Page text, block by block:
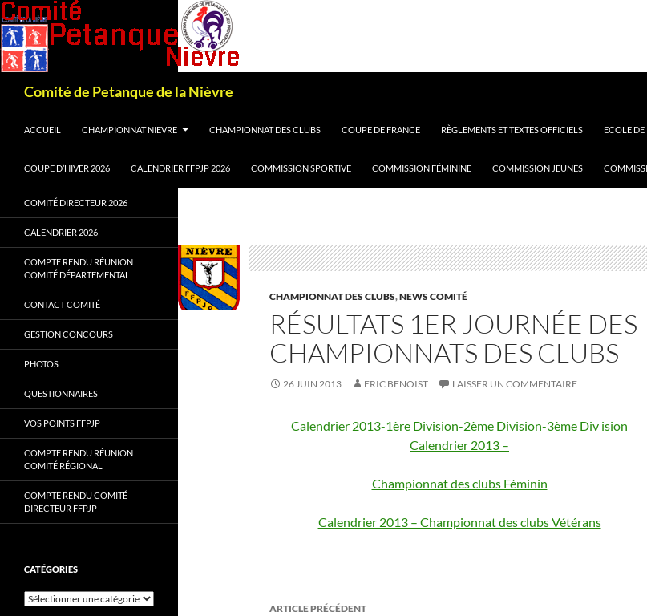
Comité de Petanque de la Nièvre
ACCUEIL
CHAMPIONNAT NIEVRE CHAMPIONNAT DES CLUBS COUPE DE FRANCE RÈGLEMENTS ET TEXTES OFFICIELS ECOLE DE
COUPE D’HIVER 2026 CALENDRIER FFPJP 2026 COMMISSION SPORTIVE COMMISSION FÉMININE COMMISSION JEUNES
CHAMPIONNAT DES CLUBS,NEWS COMITÉ
RÉSULTATS 1ER JOURNÉE DES
CHAMPIONNATS DES CLUBS
26 JUIN 2013 ERIC BENOIST LAISSER UN COMMENTAIRE
Calendrier 2013-1ère Division-2ème Division-3ème Div ision
Calendrier 2013 –
Championnat des clubs Féminin
Calendrier 2013 – Championnat des clubs Vétérans
Navigation
ARTICLE PRÉCÉDENT
COMITÉ DIRECTEUR 2026
CALENDRIER 2026
COMPTE RENDU RÉUNION
COMITÉ DÉPARTEMENTAL
CONTACT COMITÉ
GESTION CONCOURS
PHOTOS
QUESTIONNAIRES
VOS POINTS FFPJP
COMPTE RENDU RÉUNION
COMITÉ RÉGIONAL
COMPTE RENDU COMITÉ
DIRECTEUR FFPJP
CATÉGORIES
Catégories